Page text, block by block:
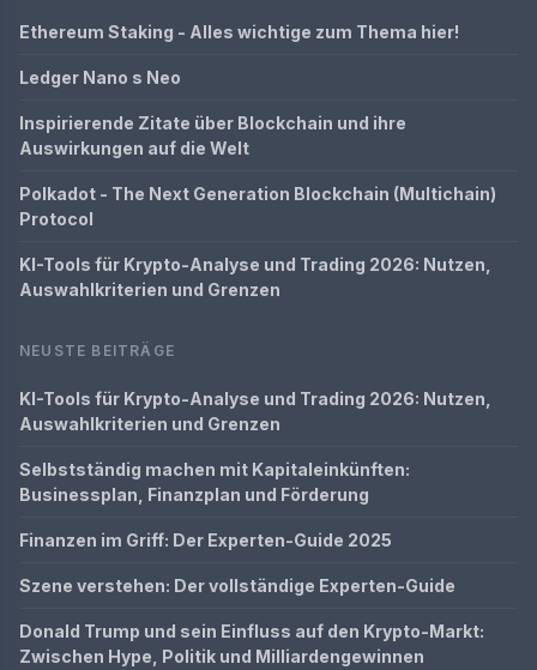
Ethereum Staking - Alles wichtige zum Thema hier!
Ledger Nano s Neo
Inspirierende Zitate über Blockchain und ihre
Auswirkungen auf die Welt
Polkadot - The Next Generation Blockchain (Multichain)
Protocol
KI-Tools für Krypto-Analyse und Trading 2026: Nutzen,
Auswahlkriterien und Grenzen
NEUSTE BEITRÄGE
KI-Tools für Krypto-Analyse und Trading 2026: Nutzen,
Auswahlkriterien und Grenzen
Selbstständig machen mit Kapitaleinkünften:
Businessplan, Finanzplan und Förderung
Finanzen im Griff: Der Experten-Guide 2025
Szene verstehen: Der vollständige Experten-Guide
Donald Trump und sein Einfluss auf den Krypto-Markt:
Zwischen Hype, Politik und Milliardengewinnen